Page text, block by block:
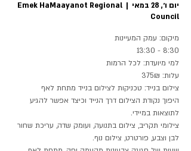
יום ו׳, 28 במאי
  |
Emek HaMaayanot Regional
Council
היפוך נקודת הצילום דרך הנייד וכיצד אפשר להגיע
צילומי תקריב , צילום בתנועה , ועומק שדה, עריכת שחור